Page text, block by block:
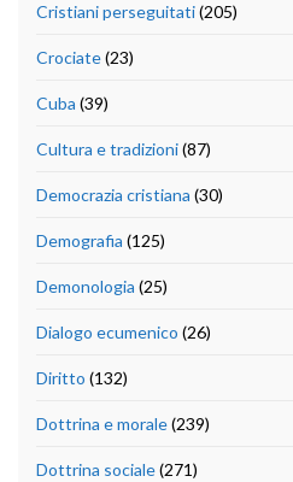
Cristiani perseguitati(205)
Crociate(23)
Cuba (39)
Cultura e tradizioni(87)
Democrazia cristiana (30)
Demografia (125)
Demonologia (25)
Dialogo ecumenico (26)
Diritto (132)
Dottrina e morale(239)
Dottrina sociale(271)